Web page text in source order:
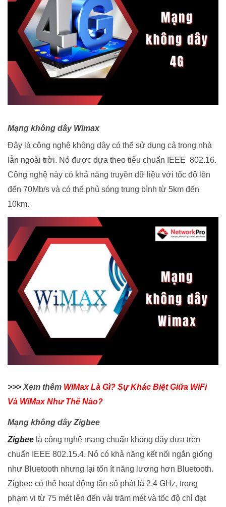
Mạng không dây Wimax
Đây là công nghệ không dây có thể sử dụng cả trong nhà
lẫn ngoài trời. Nó được dựa theo tiêu chuẩn IEEE 802.16.
Công nghệ này có khả năng truyền dữ liệu với tốc độ lên
đến 70Mb/s và có thể phủ sóng trung bình từ 5km đến
10km.
>>> Xem thêm WiMax Là Gì? Sự Khác Biệt Giữa WiFi
Và WiMax Như Thế Nào?
Mạng không dây Zigbee
Zigbee là công nghệ mạng chuẩn không dây dựa trên
chuẩn IEEE 802.15.4. Nó có khả năng kết nối ngắn giống
như Bluetooth nhưng lại tốn ít năng lượng hơn Bluetooth.
Zigbee có thể hoạt động tần số phát là 2.4 GHz, trong
phạm vi từ 75 mét lên đến vài trăm mét và tốc độ chỉ đạt